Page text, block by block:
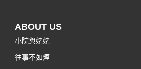
ABOUT US
小院與姥姥
往事不如煙